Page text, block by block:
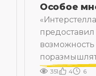
Особое
предоставил
множестве
351 4 6